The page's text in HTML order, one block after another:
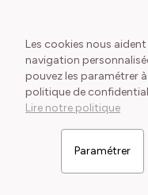
Les cookies nous
navigation
pouvez les paramétrer
politique de
Lire notre politique
Paramétrer
Délais de livraison
Lexique du jardinier
Conditions Générales de
Cookies et collecte des